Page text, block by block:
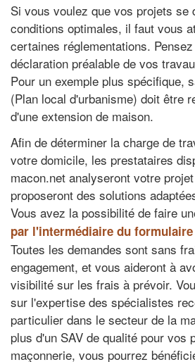
Si vous voulez que vos projets se
conditions optimales, il faut vous
certaines réglementations.
déclaration préalable de vos
Pour un exemple plus spécifique,
(Plan local d'urbanisme) doit être
d'une extension de maison.
Afin de déterminer la charge de
votre domicile, les prestataires
macon.net analyseront votre
proposeront des solutions
Vous avez la possibilité de faire
par l'intermédiaire du formulaire
Toutes les demandes sont sans
engagement, et vous aideront à
visibilité sur les frais à prévoir.
sur l'expertise des spécialistes
particulier dans le secteur de la
plus d'un SAV de qualité pour vos
maçonnerie, vous pourrez